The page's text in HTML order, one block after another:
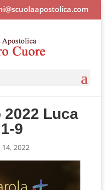
2022 Luca
9
14, 2022